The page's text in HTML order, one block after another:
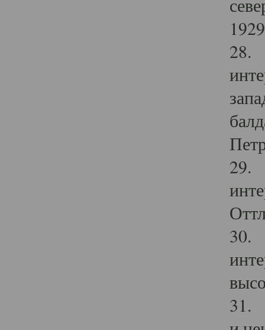
28.
29.
30.
31.